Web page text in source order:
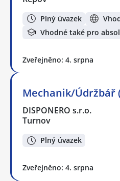
Plný úvazek
Vhodné také pro
Zveřejněno: 4. srpna
Mechanik/Údržbář
DISPONERO s.r.o.
Turnov
Plný úvazek
Zveřejněno: 4. srpna